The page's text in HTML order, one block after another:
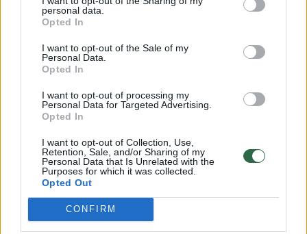
personal data.
Opted In
I want to opt-out of the Sale of my
Personal Data.
Opted In
I want to opt-out of processing my
Personal Data for Targeted Advertising.
Opted In
I want to opt-out of Collection, Use,
Retention, Sale, and/or Sharing of my
Personal Data that Is Unrelated with the
Purposes for which it was collected.
Opted Out
CONFIRM
View this post on Instagram